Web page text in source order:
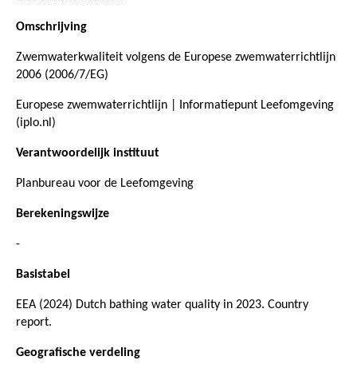
Omschrijving
Zwemwaterkwaliteit volgens de Europese zwemwaterrichtlijn
2006 (2006/7/EG)
Europese zwemwaterrichtlijn | Informatiepunt Leefomgeving
(iplo.nl)
Verantwoordelijk instituut
Planbureau voor de Leefomgeving
Berekeningswijze
-
Basistabel
EEA (2024) Dutch bathing water quality in 2023. Country
report.
Geografische verdeling